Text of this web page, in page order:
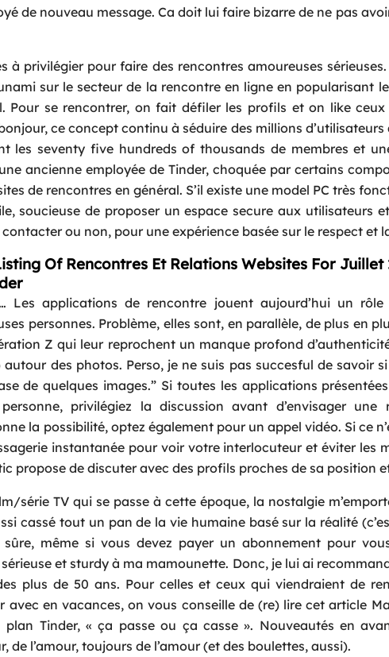
de nouveau message. Ca doit lui faire bizarre de ne pas
à privilégier pour faire des rencontres amoureuses
sur le secteur de la rencontre en ligne en popularisant
Pour se rencontrer, on fait défiler les profils et on like ceux
ce concept continu à séduire des millions
les seventy five hundreds of thousands de membres et
ancienne employée de Tinder, choquée par certains
de rencontres en général. S’il existe une model PC très
soucieuse de proposer un espace secure aux utilisateurs
ou non, pour une expérience basée sur le respect et
Of Rencontres Et Relations Websites For Juillet
Les applications de rencontre jouent aujourd’hui un
personnes. Problème, elles sont, en parallèle, de plus en
Z qui leur reprochent un manque profond
des photos. Perso, je ne suis pas succesful de savoir
de quelques images.” Si toutes les applications
privilégiez la discussion avant d’envisager une
la possibilité, optez également pour un appel vidéo. Si ce
instantanée pour voir votre interlocuteur et éviter les
propose de discuter avec des profils proches de sa position
série TV qui se passe à cette époque, la nostalgie
cassé tout un pan de la vie humaine basé sur la réalité
sûre, même si vous devez payer un abonnement pour
et sturdy à ma mamounette. Donc, je lui ai
plus de 50 ans. Pour celles et ceux qui viendraient de
avec en vacances, on vous conseille de (re) lire cet article
Tinder, « ça passe ou ça casse ». Nouveautés en
de l’amour, toujours de l’amour (et des boulettes, aussi).